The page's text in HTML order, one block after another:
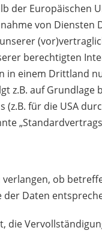
der Europäischen
von
berechtigten
in einem Drittland
z.B. auf
für die USA
ob
Daten
die